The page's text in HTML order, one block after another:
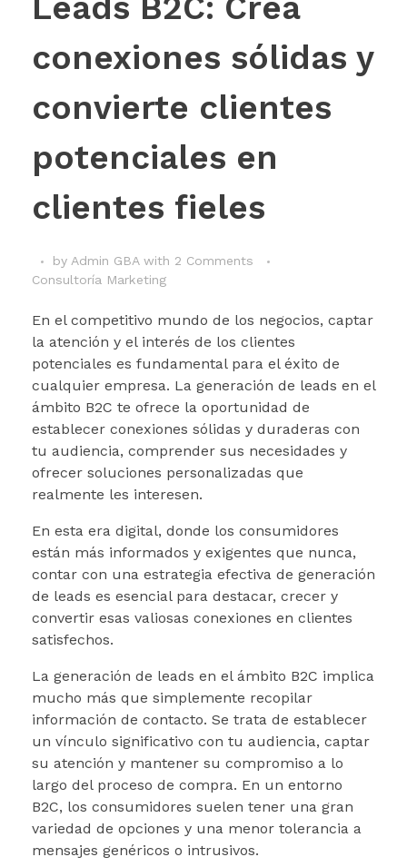
conexiones sólidas y
convierte clientes
potenciales en
clientes fieles
by Admin GBA with 2 Comments
Consultoría Marketing
En el competitivo mundo de los negocios, captar
la atención y el interés de los clientes
potenciales es fundamental para el éxito de
cualquier empresa. La generación de leads en el
ámbito B2C te ofrece la oportunidad de
establecer conexiones sólidas y duraderas con
tu audiencia, comprender sus necesidades y
ofrecer soluciones personalizadas que
realmente les interesen.
En esta era digital, donde los consumidores
están más informados y exigentes que nunca,
contar con una estrategia efectiva de generación
de leads es esencial para destacar, crecer y
convertir esas valiosas conexiones en clientes
satisfechos.
La generación de leads en el ámbito B2C implica
mucho más que simplemente recopilar
información de contacto. Se trata de establecer
un vínculo significativo con tu audiencia, captar
su atención y mantener su compromiso a lo
largo del proceso de compra. En un entorno
B2C, los consumidores suelen tener una gran
variedad de opciones y una menor tolerancia a
mensajes genéricos o intrusivos.